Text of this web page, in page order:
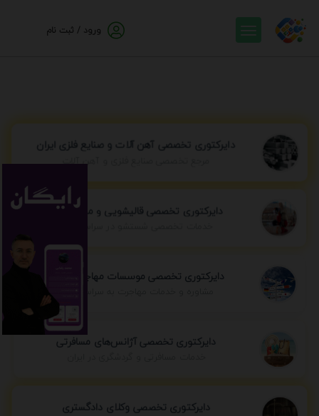
ورود / ثبت نام
دایرکتوری تخصصی آهن آلات و صنایع فلزی ایران
مرجع تخصصی صنایع فلزی و آهن آلات
دایرکتوری تخصصی قالیشویی و مبل شویی
دایرکتوری تخصصی موسسات مهاجرتی ایران
مشاوره و خدمات مهاجرت به سراسر جهان
دایرکتوری تخصصی آژانس‌های مسافرتی
دایرکتوری تخصصی وکلای دادگستری